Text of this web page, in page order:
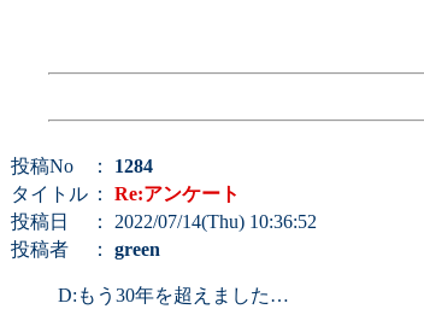
投稿No ： 1284
タイトル ： Re:アンケート
投稿日
： 2022/07/14(Thu) 10:36:52
投稿者
： green
D:もう30年を超えました…